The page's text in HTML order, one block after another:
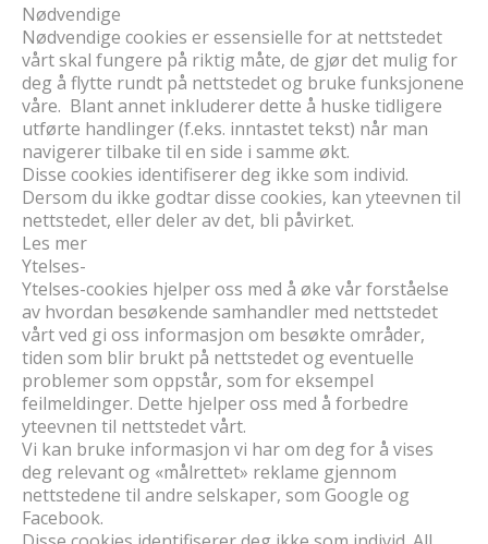
Nødvendige
Nødvendige cookies er essensielle for at nettstedet
vårt skal fungere på riktig måte, de gjør det mulig for
deg å flytte rundt på nettstedet og bruke funksjonene
våre. Blant annet inkluderer dette å huske tidligere
utførte handlinger (f.eks. inntastet tekst) når man
navigerer tilbake til en side i samme økt.
Disse cookies identifiserer deg ikke som individ.
Dersom du ikke godtar disse cookies, kan yteevnen til
nettstedet, eller deler av det, bli påvirket.
Les mer
Ytelses-
Ytelses-cookies hjelper oss med å øke vår forståelse
av hvordan besøkende samhandler med nettstedet
vårt ved gi oss informasjon om besøkte områder,
tiden som blir brukt på nettstedet og eventuelle
problemer som oppstår, som for eksempel
feilmeldinger. Dette hjelper oss med å forbedre
yteevnen til nettstedet vårt.
Vi kan bruke informasjon vi har om deg for å vises
deg relevant og «målrettet» reklame gjennom
nettstedene til andre selskaper, som Google og
Facebook.